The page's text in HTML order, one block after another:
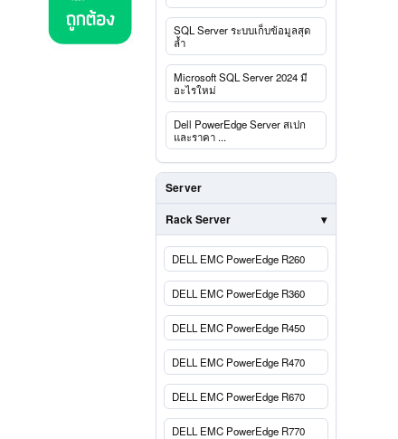
SQL Server ระบบเก็บข้อมูลสุด
ล้ำ
Microsoft SQL Server 2024 มี
อะไรใหม่
Dell PowerEdge Server สเปก
และราคา ...
Server
Rack Server
DELL EMC PowerEdge R260
DELL EMC PowerEdge R360
DELL EMC PowerEdge R450
DELL EMC PowerEdge R470
DELL EMC PowerEdge R670
DELL EMC PowerEdge R770